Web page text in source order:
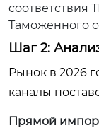
соответствия
Таможенного
Шаг 2:
Рынок в 2026
каналы
Прямой